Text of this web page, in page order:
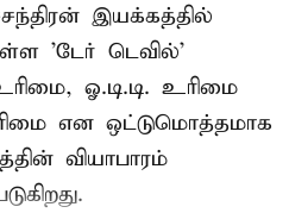
இயக்கத்தில்
'டேர் டெவில்'
ஓ.டி.டி. உரிமை
என ஒட்டுமொத்தமாக
வியாபாரம்